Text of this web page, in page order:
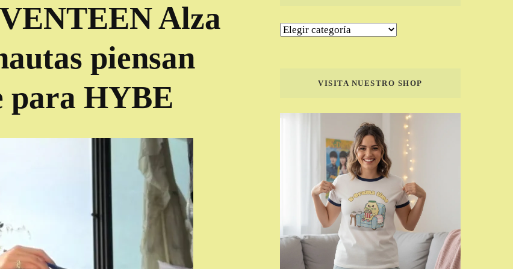
Alza
piensan
para HYBE
Categorías
VISITA NUESTRO SHOP